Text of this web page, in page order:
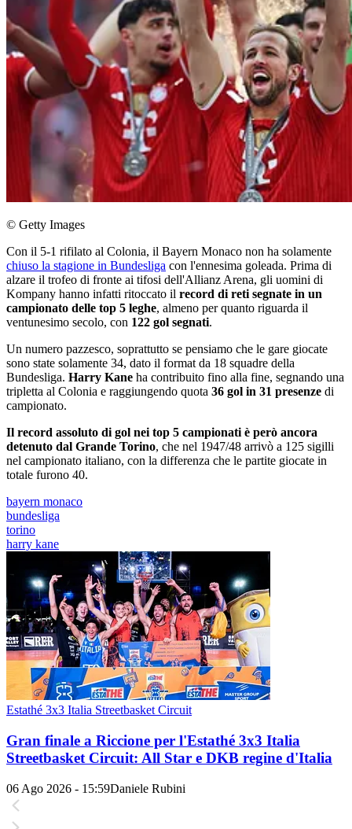
© Getty Images
Con il 5-1 rifilato al Colonia, il Bayern Monaco non ha solamente
chiuso la stagione in Bundesliga con l'ennesima goleada. Prima di
alzare il trofeo di fronte ai tifosi dell'Allianz Arena, gli uomini di
Kompany hanno infatti ritoccato il record di reti segnate in un
campionato delle top 5 leghe, almeno per quanto riguarda il
ventunesimo secolo, con 122 gol segnati.
Un numero pazzesco, soprattutto se pensiamo che le gare giocate
sono state solamente 34, dato il format da 18 squadre della
Bundesliga. Harry Kane ha contribuito fino alla fine, segnando una
tripletta al Colonia e raggiungendo quota 36 gol in 31 presenze di
campionato.
Il record assoluto di gol nei top 5 campionati è però ancora
detenuto dal Grande Torino, che nel 1947/48 arrivò a 125 sigilli
nel campionato italiano, con la differenza che le partite giocate in
totale furono 40.
bayern monaco
bundesliga
torino
harry kane
Estathé 3x3 Italia Streetbasket Circuit
Gran finale a Riccione per l'Estathé 3x3 Italia
Streetbasket Circuit: All Star e DKB regine d'Italia
06 Ago 2026 - 15:59Daniele Rubini